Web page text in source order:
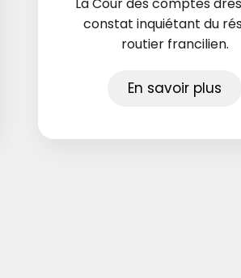
constat inquiétant du
routier francilien.
En savoir plus